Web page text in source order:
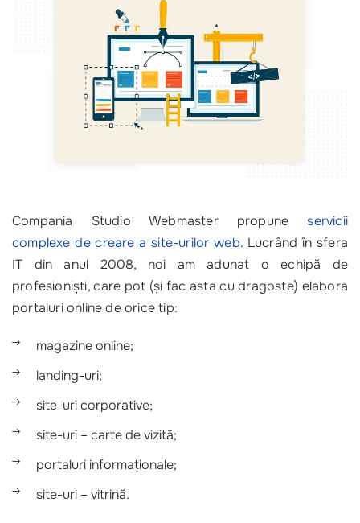
Compania Studio Webmaster propuneservicii
complexe de creare a site-urilor web. Lucrând în sfera
IT din anul 2008, noi am adunat o echipă de
profesioniști, care pot (și fac asta cu dragoste) elabora
portaluri online de orice tip:
magazine online;
landing-uri;
site-uri corporative;
site-uri – carte de vizită;
portaluri informaționale;
site-uri – vitrină.